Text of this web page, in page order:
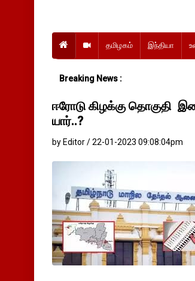
தமிழகம் இந்தியா
Breaking News :
ஈரோடு கிழக்கு தொகுதி
யார்..?
by Editor / 22-01-2023 09:08:04pm